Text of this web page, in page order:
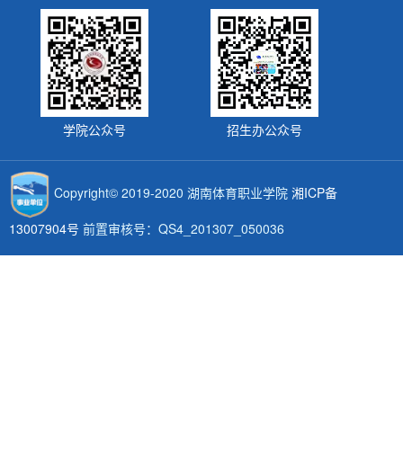
学院公众号 招生办公众号
Copyright© 2019-2020 湖南体育职业学院 湘ICP备
13007904号 前置审核号：QS4_201307_050036